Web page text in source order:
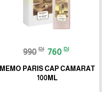
990₪ 760 ₪
MEMO PARIS CAP CAMARAT
100ML